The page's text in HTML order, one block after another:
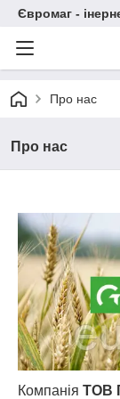
Євромаг -
Про нас
Про нас
Компанія ТОВ